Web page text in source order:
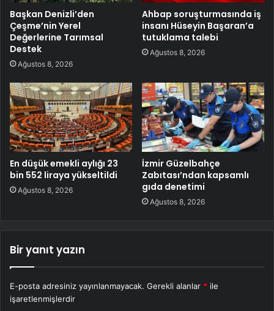
Başkan Denizli’den
Çeşme’nin Yerel
Değerlerine Tarımsal
Destek
Ağustos 8, 2026
Ahbap soruşturmasında iş
insanı Hüseyin Başaran’a
tutuklama talebi
Ağustos 8, 2026
En düşük emekli aylığı 23
bin 552 liraya yükseltildi
Ağustos 8, 2026
İzmir Güzelbahçe
Zabıtası’ndan kapsamlı
gıda denetimi
Ağustos 8, 2026
Bir yanıt yazın
E-posta adresiniz yayınlanmayacak. Gerekli alanlar * ile
işaretlenmişlerdir